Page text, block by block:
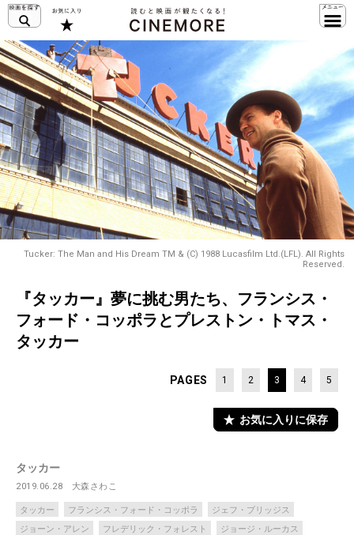
Tucker: The Man and His Dream TM & (C) 1988 Lucasfilm Ltd.(LFL). All Rights
Reserved.
『タッカー』夢に挑む男たち、フランシス・
フォード・コッポラとプレストン・トマス・
タッカー
PAGES 1 2 3 4 5
お気に入りに保存
タッカー
2019.06.28 大森さわこ
タッカー フランシス・フォード・コッポラ
ジェフ・ブリッジス
ジョーン・アレン
フレデリック・フォレスト
ジョージ・ルーカス